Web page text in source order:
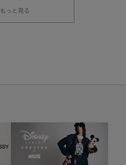
もっと見る